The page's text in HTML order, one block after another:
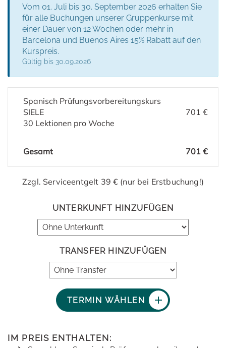
Vom 01. Juli bis 30. September 2026 erhalten Sie
für alle Buchungen unserer Gruppenkurse mit
einer Dauer von 12 Wochen oder mehr in
Barcelona und Buenos Aires 15% Rabatt auf den
Kurspreis.
Gültig bis 30.09.2026
Spanisch Prüfungsvorbereitungskurs
SIELE
30 Lektionen pro Woche
701 €
Gesamt 701 €
Zzgl. Serviceentgelt 39 € (nur bei Erstbuchung!)
UNTERKUNFT HINZUFÜGEN
TRANSFER HINZUFÜGEN
TERMIN WÄHLEN
IM PREIS ENTHALTEN: